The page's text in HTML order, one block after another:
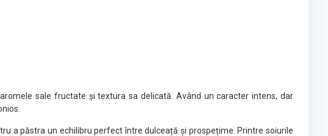
sale fructate și textura sa delicată. Având un caracter intens, dar
a păstra un echilibru perfect între dulceață și prospețime. Printre soiurile